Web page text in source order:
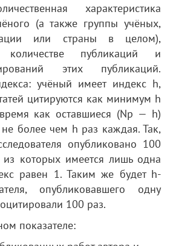
характеристика
(а также группы учёных,
или страны в целом),
публикаций и
этих публикаций.
учёный имеет индекс h,
цитируются как минимум h
как оставшиеся (Np — h)
не более чем h раз каждая. Так,
опубликовано 100
которых имеется лишь одна
равен 1. Таким же будет h-
опубликовавшего одну
100 раз.
показателе: